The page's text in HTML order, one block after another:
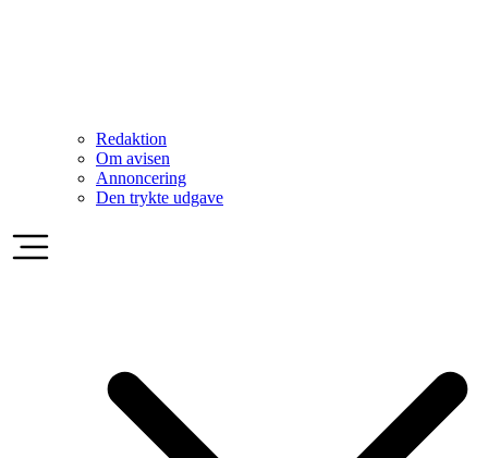
Redaktion
Om avisen
Annoncering
Den trykte udgave